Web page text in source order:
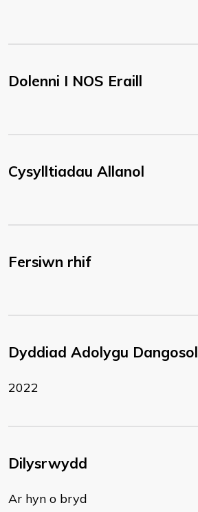
Dolenni I NOS Eraill
Cysylltiadau Allanol
Fersiwn rhif
Dyddiad Adolygu Dangosol
2022
Dilysrwydd
Ar hyn o bryd